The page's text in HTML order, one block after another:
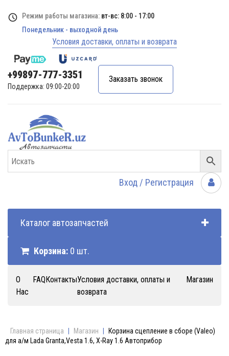
Режим работы магазина: вт-вс: 8:00 - 17:00
Понедельник - выходной день
Условия доставки, оплаты и возврата
+99897-777-3351
Поддержка: 09:00-20:00
Заказать звонок
Вход / Регистрация
Каталог автозапчастей
Корзина: 0 шт.
О
Нас
FAQКонтактыУсловия доставки, оплаты и
возврата
Магазин
Главная страница Магазин
Корзина сцепление в сборе (Valeo)
для а/м Lada Granta,Vesta 1.6, X-Ray 1.6 Автоприбор